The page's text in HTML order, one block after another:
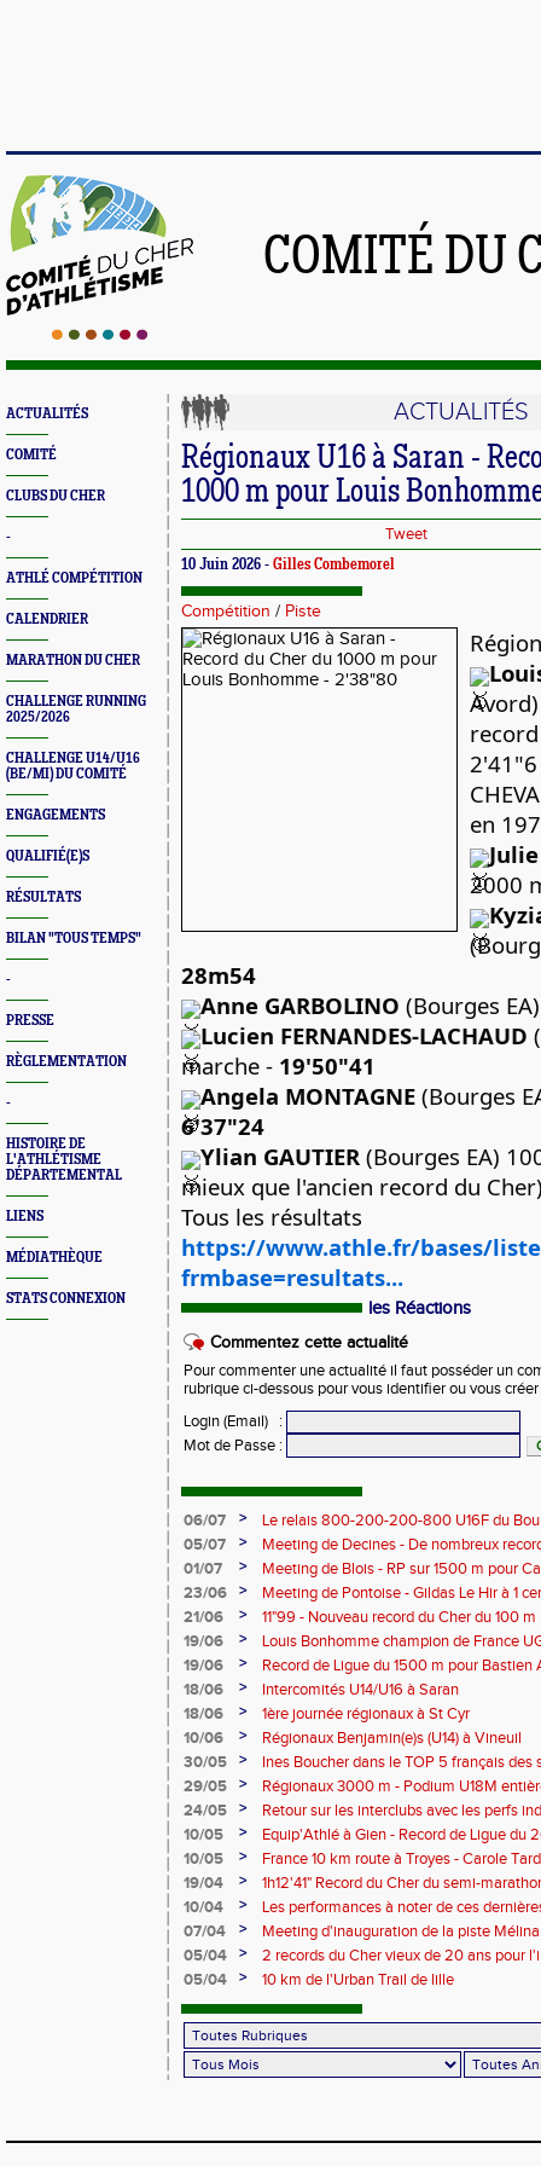
COMITÉ DU
ACTUALITÉS
COMITÉ
CLUBS DU CHER
-
ATHLÉ COMPÉTITION
CALENDRIER
MARATHON DU CHER
CHALLENGE RUNNING
2025/2026
CHALLENGE U14/U16
(BE/MI) DU COMITÉ
ENGAGEMENTS
QUALIFIÉ(E)S
RÉSULTATS
BILAN "TOUS TEMPS"
-
PRESSE
RÈGLEMENTATION
-
HISTOIRE DE
L'ATHLÉTISME
DÉPARTEMENTAL
LIENS
MÉDIATHÈQUE
STATS CONNEXION
ACTUALITÉS
Régionaux U16 à Saran -
1000 m pour Louis
Tweet
10 Juin 2026 - Gilles Combemorel
Compétition / Piste
en
2000
28m54
Anne GARBOLINO (Bourges
Lucien FERNANDES-LACHAUD
marche - 19'50"41
Angela MONTAGNE
6'37"24
Ylian GAUTIER (Bourges EA)
mieux que l'ancien record du
Tous les résultats
https://www.athle.fr/bases/
frmbase=resultats...
les Réactions
Commentez cette actualité
Pour commenter une actualité il faut posséder un
rubrique ci-dessous pour vous identifier ou vous
Login (Email)
:
Mot de Passe :
06/07 >
Le relais 800-200-200-800 U16F du
champion de France
05/07 >
Meeting de Decines - De nombreux
01/07
>
Meeting de Blois - RP sur 1500 m pour
23/06
>
Meeting de Pontoise - Gildas Le Hir à 1
Cher sur 800 m
21/06 >
11"99 - Nouveau record du Cher du 100
19/06
>
Louis Bonhomme champion de France
5'45"83
19/06 >
Record de Ligue du 1500 m pour
18/06
>
Intercomités U14/U16 à Saran
18/06
>
1ère journée régionaux à St Cyr
10/06
>
Régionaux Benjamin(e)s (U14) à Vineuil
30/05
>
Ines Boucher dans le TOP 5 français des
29/05
>
Régionaux 3000 m - Podium U18M
24/05
>
Retour sur les interclubs avec les perfs
10/05
>
Equip'Athlé à Gien - Record de Ligue du
Picy en 6'33"53
10/05 >
France 10 km route à Troyes - Carole
19/04
>
1h12'41" Record du Cher du semi-
10/04
>
Les performances à noter de ces
07/04
>
Meeting d'inauguration de la piste
05/04
>
2 records du Cher vieux de 20 ans pour
Mélina Robert-Michon
05/04 > 10 km de l'Urban Trail de lille